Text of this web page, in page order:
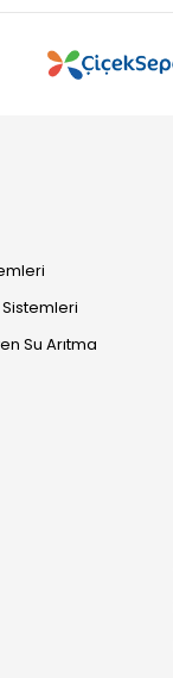
Sistemleri
Su Arıtma